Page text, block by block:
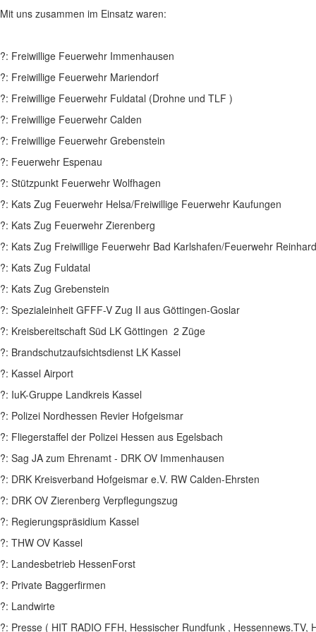
Mit uns zusammen im Einsatz waren:
?: Freiwillige Feuerwehr Immenhausen
?: Freiwillige Feuerwehr Mariendorf
?: Freiwillige Feuerwehr Fuldatal (Drohne und TLF )
?: Freiwillige Feuerwehr Calden
?: Freiwillige Feuerwehr Grebenstein
?: Feuerwehr Espenau
?: Stützpunkt Feuerwehr Wolfhagen
?: Kats Zug Feuerwehr Helsa/Freiwillige Feuerwehr Kaufungen
?: Kats Zug Feuerwehr Zierenberg
?: Kats Zug Freiwillige Feuerwehr Bad Karlshafen/Feuerwehr
?: Kats Zug Fuldatal
?: Kats Zug Grebenstein
?: Spezialeinheit GFFF-V Zug II aus Göttingen-Goslar
?: Kreisbereitschaft Süd LK Göttingen 2 Züge
?: Brandschutzaufsichtsdienst LK Kassel
?: Kassel Airport
?: IuK-Gruppe Landkreis Kassel
?: Polizei Nordhessen Revier Hofgeismar
?: Fliegerstaffel der Polizei Hessen aus Egelsbach
?: Sag JA zum Ehrenamt - DRK OV Immenhausen
?: DRK Kreisverband Hofgeismar e.V. RW Calden-Ehrsten
?: DRK OV Zierenberg Verpflegungszug
?: Regierungspräsidium Kassel
?: THW OV Kassel
?: Landesbetrieb HessenForst
?: Private Baggerfirmen
?: Landwirte
?: Presse ( HIT RADIO FFH, Hessischer Rundfunk , Hessennews.TV,